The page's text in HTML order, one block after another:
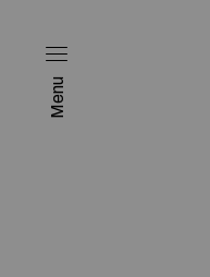
Menu